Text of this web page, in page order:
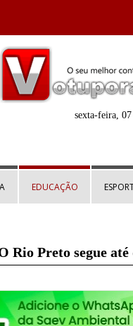
sexta-feira,
EDUCAÇÃO
Rio Preto segue